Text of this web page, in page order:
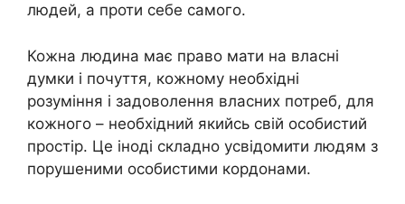
людей, а проти себе самого.
Кожна людина має право мати на власні
думки і почуття, кожному необхідні
розуміння і задоволення власних потреб, для
кожного – необхідний якийсь свій особистий
простір. Це іноді складно усвідомити людям з
порушеними особистими кордонами.